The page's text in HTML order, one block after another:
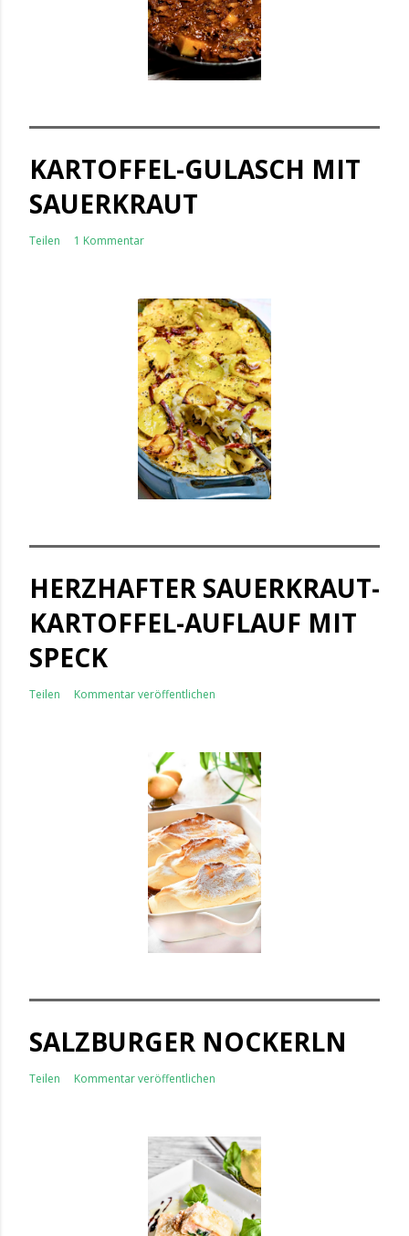
KARTOFFEL-GULASCH MIT
SAUERKRAUT
Teilen 1 Kommentar
HERZHAFTER SAUERKRAUT-
KARTOFFEL-AUFLAUF MIT
SPECK
Teilen Kommentar veröffentlichen
SALZBURGER NOCKERLN
Teilen Kommentar veröffentlichen